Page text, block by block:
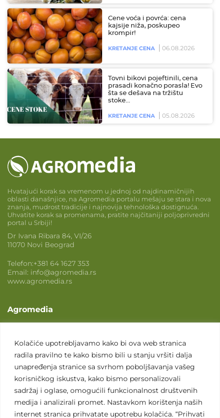
Kolačiće upotrebljavamo kako bi ova web stranica
radila pravilno te kako bismo bili u stanju vršiti dalja
unapređenja stranice sa svrhom poboljšavanja vašeg
korisničkog iskustva, kako bismo personalizovali
sadržaj i oglase, omogućili funkcionalnost društvenih
medija i analizirali promet. Nastavkom korištenja naših
internet stranica prihvatate upotrebu kolačića. “Prihvati
Cene voća i povrća: cena
kajsije niža, poskupeo
krompir!
KRETANJE CENA 06.08.2026
Tovni bikovi pojeftinili, cena
prasadi konačno porasla! Evo
šta se dešava na tržištu
stoke…
KRETANJE CENA 05.08.2026
Hvatajući korak sa vremenom u jednoj od najdinamičnijih
oblasti današnjice, na Agromedia portalu mešaju se stara i nova
znanja, mudrost tradicije i najnovija tehnološka dostignuća.
Uhvatite korak sa promenama, pratite najčitaniji poljoprivredni
portal u Srbiji!
Dr Ivana Ribara 84, VI/26
11070 Novi Beograd
Telefon:+381 64 1627 353
Email: info@agromedia.rs
www.agromedia.rs
Agromedia
Svet poljoprivrede
Marketing usluge
Tražimo saradnike
Kontakt